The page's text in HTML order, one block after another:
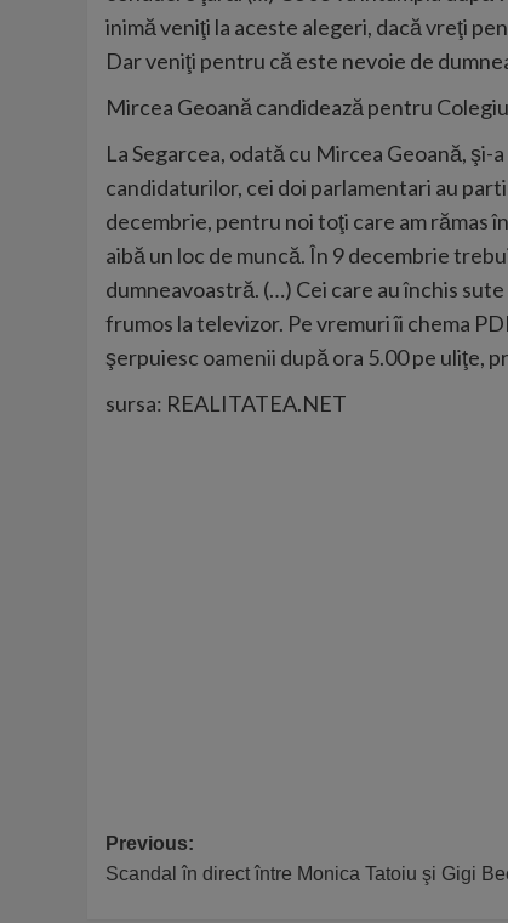
inimă veniţi la aceste alegeri, dacă vreţi
Dar veniţi pentru că este nevoie de
Mircea Geoană candidează pentru
La Segarcea, odată cu Mircea Geoană,
candidaturilor, cei doi parlamentari au
decembrie, pentru noi toţi care am rămas
aibă un loc de muncă. În 9 decembrie
dumneavoastră. (…) Cei care au închis
frumos la televizor. Pe vremuri îi chema
şerpuiesc oamenii după ora 5.00 pe uliţe,
sursa: REALITATEA.NET
Post
navigation
Previous:
Scandal în direct între Monica Tatoiu şi Gigi